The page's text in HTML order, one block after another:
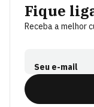
Fique
Receba a melhor
Seu e-mail